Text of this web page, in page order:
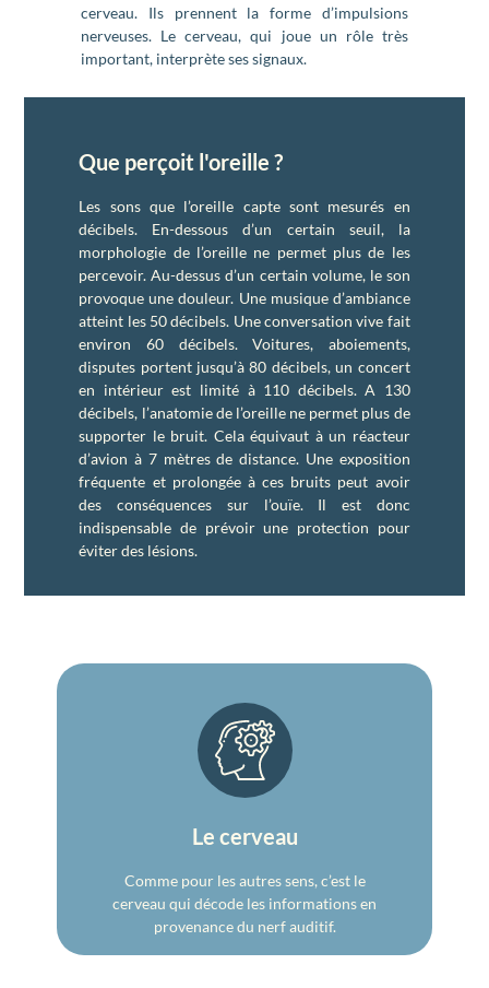
cerveau. Ils prennent la forme d’impulsions
nerveuses. Le cerveau, qui joue un rôle très
important, interprète ses signaux.
Que perçoit l'oreille ?
Les sons que l’oreille capte sont mesurés en
décibels. En-dessous d’un certain seuil, la
morphologie de l’oreille ne permet plus de les
percevoir. Au-dessus d’un certain volume, le son
provoque une douleur. Une musique d’ambiance
atteint les 50 décibels. Une conversation vive fait
environ 60 décibels. Voitures, aboiements,
disputes portent jusqu’à 80 décibels, un concert
en intérieur est limité à 110 décibels. A 130
décibels, l’anatomie de l’oreille ne permet plus de
supporter le bruit. Cela équivaut à un réacteur
d’avion à 7 mètres de distance. Une exposition
fréquente et prolongée à ces bruits peut avoir
des conséquences sur l’ouïe. Il est donc
indispensable de prévoir une protection pour
éviter des lésions.
Le cerveau
Comme pour les autres sens, c’est le
cerveau qui décode les informations en
provenance du nerf auditif.